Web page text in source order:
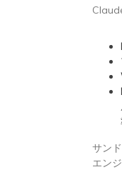
サン
エン